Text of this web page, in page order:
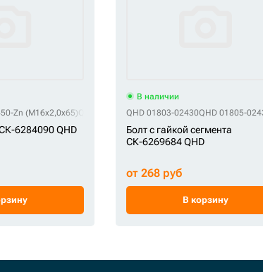
Zn (M16x2,0x65)QHD 01010-31665QHD 01010-51665QHD
6284090 QHD
В наличии
QHD 01803-02430QHD 01805-
Болт с гайкой сегмента
СК-6269684 QHD
от 268 руб
В корзину